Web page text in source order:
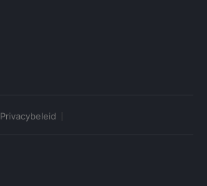
Privacybeleid